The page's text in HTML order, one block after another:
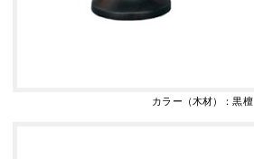
カラー（木材）：黒檀